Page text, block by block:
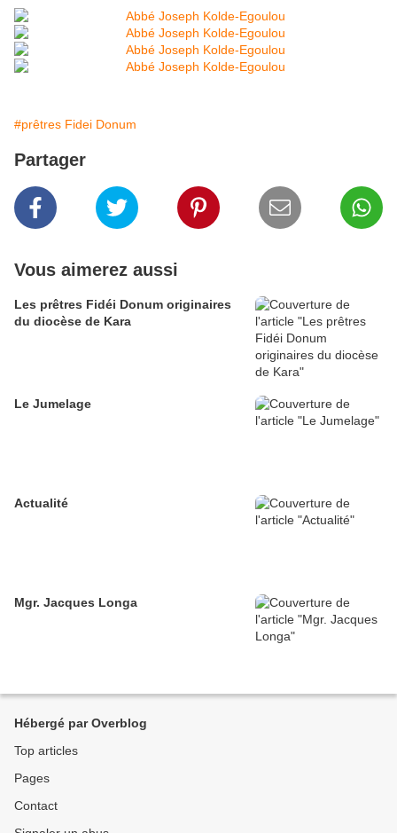
#prêtres Fidei Donum
Partager
Vous aimerez aussi
Les prêtres Fidéi Donum originaires
du diocèse de Kara
Le Jumelage
Actualité
Mgr. Jacques Longa
Hébergé par Overblog
Top articles
Pages
Contact